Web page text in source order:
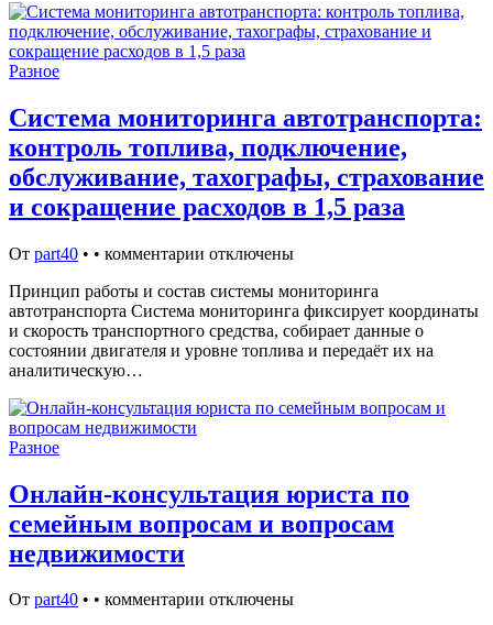
Разное
Система мониторинга автотранспорта:
контроль топлива, подключение,
обслуживание, тахографы, страхование
и сокращение расходов в 1,5 раза
От part40 • • комментарии отключены
Принцип работы и состав системы мониторинга
автотранспорта Система мониторинга фиксирует координаты
и скорость транспортного средства, собирает данные о
состоянии двигателя и уровне топлива и передаёт их на
аналитическую…
Разное
Онлайн-консультация юриста по
семейным вопросам и вопросам
недвижимости
От part40 • • комментарии отключены